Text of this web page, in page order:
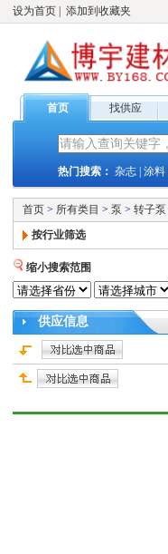
设为首页 添加到收藏夹
首页 找供应
热门搜索： 杂志 涂料
首页 > 所有类目 > 泵 > 转子泵
按行业筛选
缩小搜索范围
供应信息